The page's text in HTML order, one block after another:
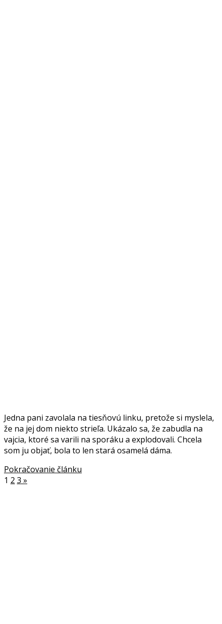
Jedna pani zavolala na tiesňovú linku, pretože si myslela,
že na jej dom niekto strieľa. Ukázalo sa, že zabudla na
vajcia, ktoré sa varili na sporáku a explodovali. Chcela
som ju objať, bola to len stará osamelá dáma.
Pokračovanie článku
1 2 3 »